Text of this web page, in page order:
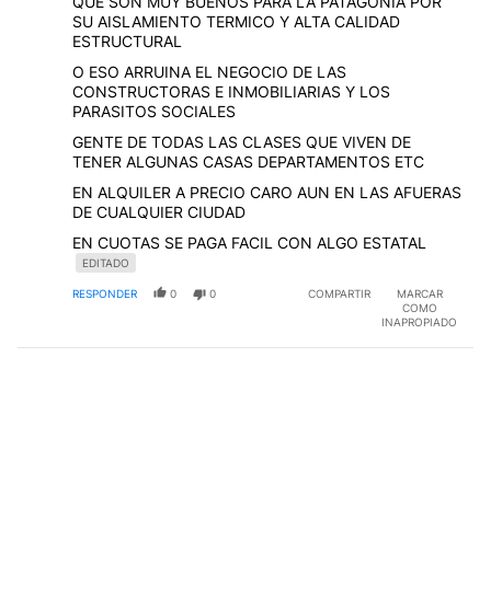
SU AISLAMIENTO TERMICO Y ALTA CALIDAD
ESTRUCTURAL
O ESO ARRUINA EL NEGOCIO DE LAS
CONSTRUCTORAS E INMOBILIARIAS Y LOS
PARASITOS SOCIALES
GENTE DE TODAS LAS CLASES QUE VIVEN DE
TENER ALGUNAS CASAS DEPARTAMENTOS ETC
EN ALQUILER A PRECIO CARO AUN EN LAS AFUERAS
DE CUALQUIER CIUDAD
EN CUOTAS SE PAGA FACIL CON ALGO ESTATAL
EDITADO
RESPONDER 0 0 COMPARTIR
MARCAR
COMO
INAPROPIADO